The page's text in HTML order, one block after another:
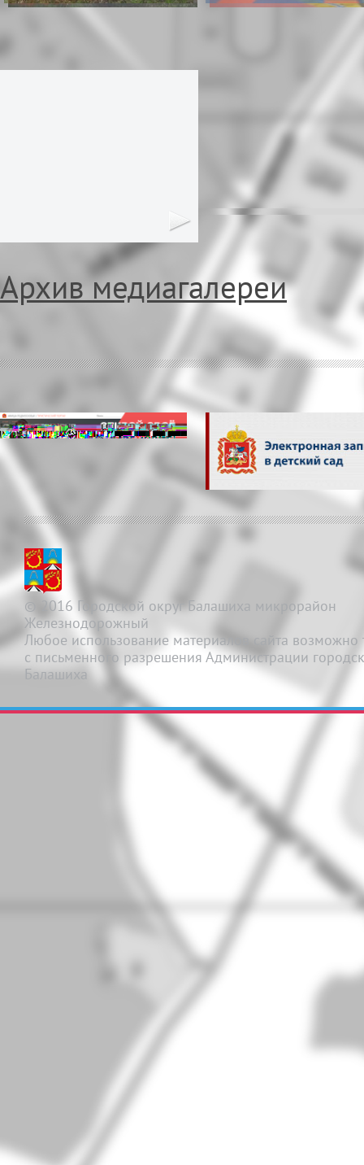
Архив медиагалереи
© 2016 Городской округ Балашиха микрорайон
Железнодорожный
Любое использование материалов сайта возможно
с письменного разрешения Администрации
Балашиха